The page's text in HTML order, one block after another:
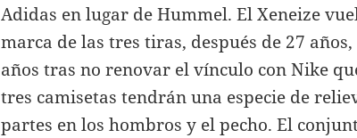
Adidas en lugar de Hummel. El Xeneize
marca de las tres tiras, después de 27
años tras no renovar el vínculo con Nike
tres camisetas tendrán una especie de
partes en los hombros y el pecho. El